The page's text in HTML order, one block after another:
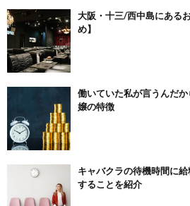
大阪・十三/西中島にある
め】
働いていた私が言うんだ
嬢の特徴
キャバクラの待機時間に
することを紹介